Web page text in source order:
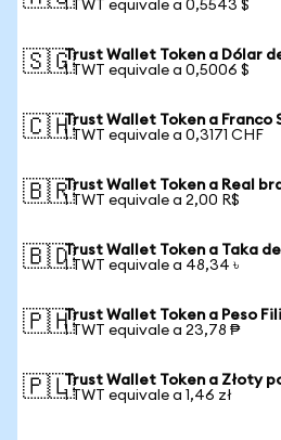
1 TWT equivale a 0,5543 $
🇸🇬Trust Wallet Token a Dólar
1 TWT equivale a 0,5006 $
🇨🇭Trust Wallet Token a Franco
1 TWT equivale a 0,3171 CHF
🇧🇷Trust Wallet Token a Real
1 TWT equivale a 2,00 R$
🇧🇩Trust Wallet Token a Taka
1 TWT equivale a 48,34 ৳
🇵🇭Trust Wallet Token a Peso
1 TWT equivale a 23,78 ₱
🇵🇱Trust Wallet Token a Złoty
1 TWT equivale a 1,46 zł